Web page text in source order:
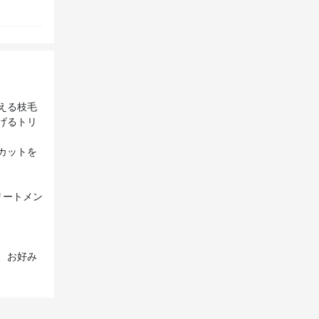
る枝毛
るトリ
ットを
トメン
お好み